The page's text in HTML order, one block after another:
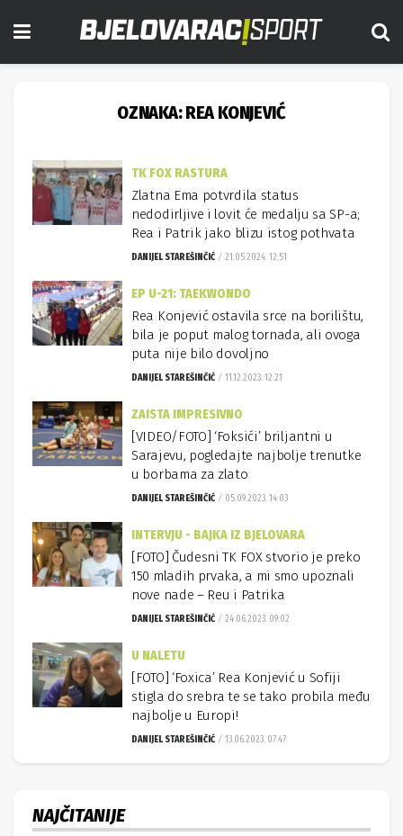
OZNAKA:REA KONJEVIĆ
TK FOX RASTURA
Zlatna Ema potvrdila status
nedodirljive i lovit će medalju sa SP-a;
Rea i Patrik jako blizu istog pothvata
DANIJEL STAREŠINČIĆ 21.05.2024. 12:51
EP U-21: TAEKWONDO
Rea Konjević ostavila srce na borilištu,
bila je poput malog tornada, ali ovoga
puta nije bilo dovoljno
DANIJEL STAREŠINČIĆ 11.12.2023. 12:21
ZAISTA IMPRESIVNO
[VIDEO/FOTO] ‘Foksići’ briljantni u
Sarajevu, pogledajte najbolje trenutke
u borbama za zlato
DANIJEL STAREŠINČIĆ 05.09.2023. 14:03
INTERVJU - BAJKA IZ BJELOVARA
[FOTO] Čudesni TK FOX stvorio je preko
150 mladih prvaka, a mi smo upoznali
nove nade – Reu i Patrika
DANIJEL STAREŠINČIĆ 24.06.2023. 09:02
U NALETU
[FOTO] ‘Foxica’ Rea Konjević u Sofiji
stigla do srebra te se tako probila među
najbolje u Europi!
DANIJEL STAREŠINČIĆ 13.06.2023. 07:47
NAJČITANIJE